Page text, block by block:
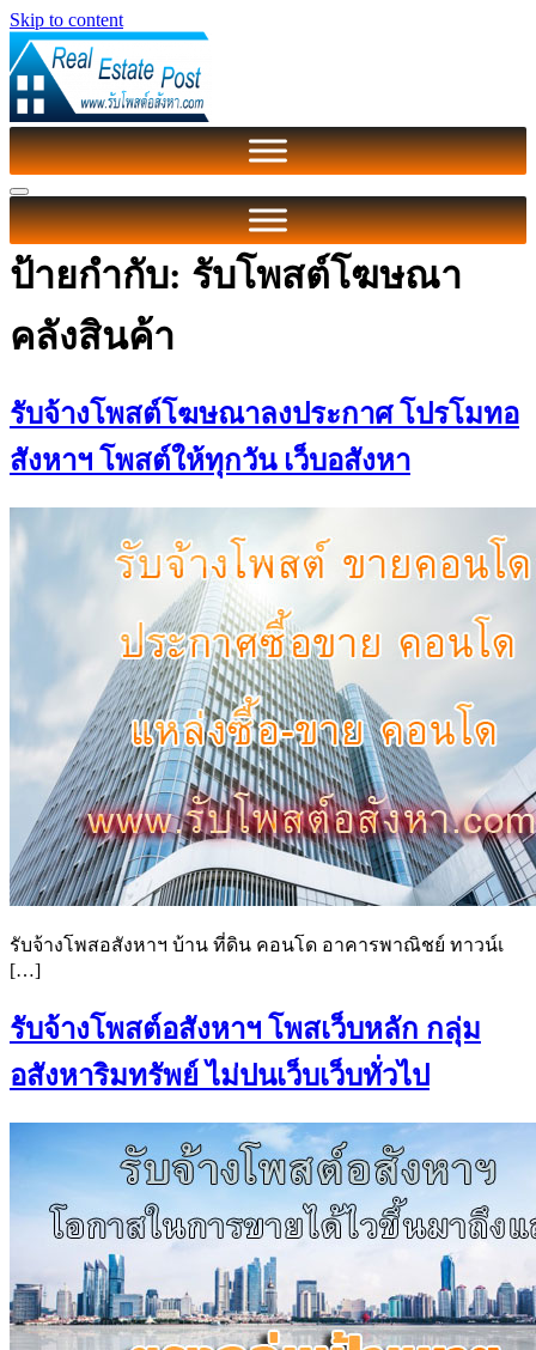
Skip to content
ป้ายกำกับ: รับโพสต์โฆษณา
คลังสินค้า
รับจ้างโพสต์โฆษณาลงประกาศ โปรโมทอ
สังหาฯ โพสต์ให้ทุกวัน เว็บอสังหา
รับจ้างโพสอสังหาฯ บ้าน ที่ดิน คอนโด อาคารพาณิชย์ ทาวน์เ
[…]
รับจ้างโพสต์อสังหาฯ โพสเว็บหลัก กลุ่ม
อสังหาริมทรัพย์ ไม่ปนเว็บเว็บทั่วไป